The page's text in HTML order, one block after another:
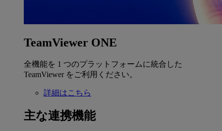
TeamViewer ONE
全機能を 1 つのプラットフォームに統合した
TeamViewer をご利用ください。
詳細はこちら
主な連携機能